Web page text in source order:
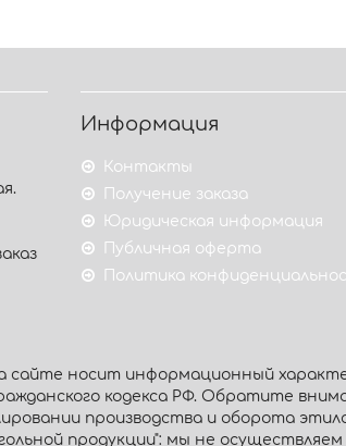
Информация
Контакты
Получение заказа
Юридическая информация
Публичная оферта
Политика
носит информационный
кодекса РФ. Обратите
производства и оборота
продукции": мы не